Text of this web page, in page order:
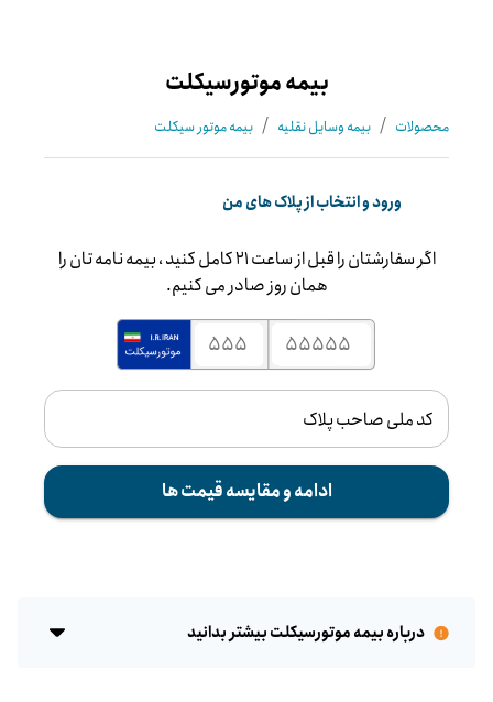
بیمه موتورسیکلت
محصولات / بیمه وسایل نقلیه / بیمه موتور سیکلت
ورود و انتخاب از پلاک های من
اگر سفارشتان را قبل از ساعت 21 کامل کنید ، بیمه نامه تان را
همان روز صادر می کنیم.
کد ملی صاحب پلاک
ادامه و مقایسه قیمت ها
درباره بیمه موتورسیکلت بیشتر بدانید